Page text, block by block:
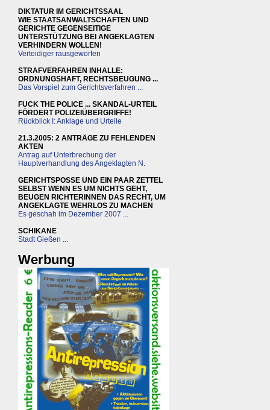
DIKTATUR IM GERICHTSSAAL
WIE STAATSANWALTSCHAFTEN UND
GERICHTE GEGENSEITIGE
UNTERSTÜTZUNG BEI ANGEKLAGTEN
VERHINDERN WOLLEN!
Verteidiger rausgeworfen
STRAFVERFAHREN INHALLE:
ORDNUNGSHAFT, RECHTSBEUGUNG ...
Das Vorspiel zum Gerichtsverfahren ...
FUCK THE POLICE ... SKANDAL-URTEIL
FÖRDERT POLIZEIÜBERGRIFFE!
Rückblick I: Anklage und Urteile
21.3.2005: 2 ANTRÄGE ZU FEHLENDEN
AKTEN
Antrag auf Unterbrechung der
Hauptverhandlung des Angeklagten N.
GERICHTSPOSSE UND EIN PAAR ZETTEL
SELBST WENN ES UM NICHTS GEHT,
BEUGEN RICHTERINNEN DAS RECHT, UM
ANGEKLAGTE WEHRLOS ZU MACHEN
Es geschah im Dezember 2007 ...
SCHIKANE
Stadt Gießen ...
Werbung